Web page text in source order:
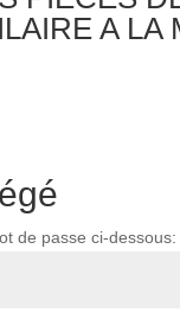
A LA
de passe ci-dessous: